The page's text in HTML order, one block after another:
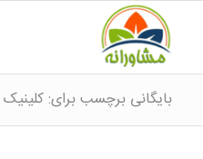
بایگانی برچسب برای: کلینیک